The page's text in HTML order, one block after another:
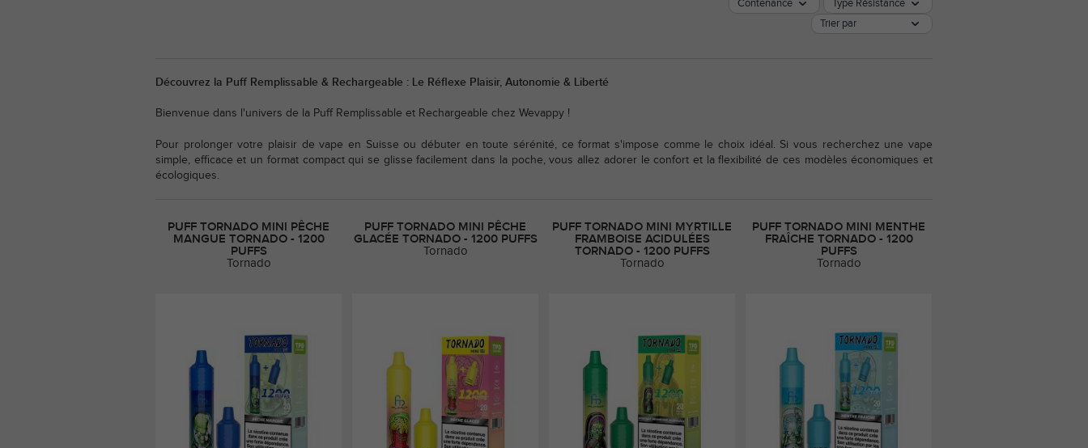
Contenance
Type Résistance
Trier par
Découvrez la Puff Remplissable & Rechargeable : Le Réflexe Plaisir, Autonomie & Liberté
Bienvenue dans l'univers de la Puff Remplissable et Rechargeable chez Wevappy !
Pour prolonger votre plaisir de vape en Suisse ou débuter en toute sérénité, ce format s'impose comme le choix idéal. Si vous recherchez une vape
simple, efficace et un format compact qui se glisse facilement dans la poche, vous allez adorer le confort et la flexibilité de ces modèles économiques et
écologiques.
PUFF TORNADO MINI PÊCHE
MANGUE TORNADO - 1200
PUFFS
Tornado
PUFF TORNADO MINI PÊCHE
GLACÉE TORNADO - 1200 PUFFS
Tornado
PUFF TORNADO MINI MYRTILLE
FRAMBOISE ACIDULÉES
TORNADO - 1200 PUFFS
Tornado
PUFF TORNADO MINI MENTHE
FRAÎCHE TORNADO - 1200
PUFFS
Tornado